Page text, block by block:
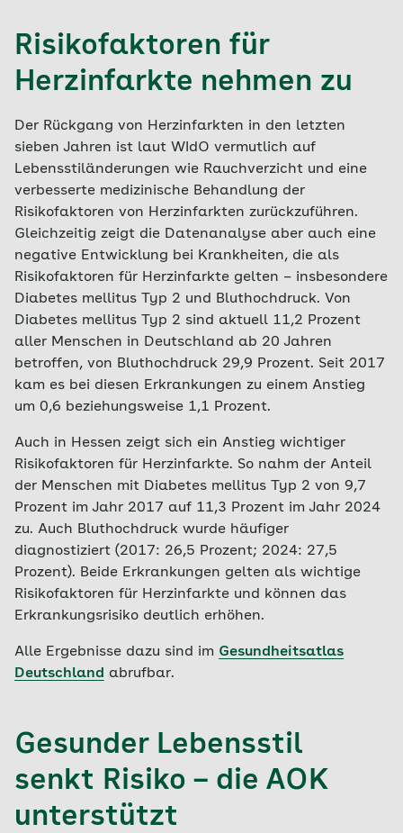
Risikofaktoren für
Herzinfarkte nehmen zu
Der Rückgang von Herzinfarkten in den letzten
sieben Jahren ist laut WIdO vermutlich auf
Lebensstiländerungen wie Rauchverzicht und eine
verbesserte medizinische Behandlung der
Risikofaktoren von Herzinfarkten zurückzuführen.
Gleichzeitig zeigt die Datenanalyse aber auch eine
negative Entwicklung bei Krankheiten, die als
Risikofaktoren für Herzinfarkte gelten – insbesondere
Diabetes mellitus Typ 2 und Bluthochdruck. Von
Diabetes mellitus Typ 2 sind aktuell 11,2 Prozent
aller Menschen in Deutschland ab 20 Jahren
betroffen, von Bluthochdruck 29,9 Prozent. Seit 2017
kam es bei diesen Erkrankungen zu einem Anstieg
um 0,6 beziehungsweise 1,1 Prozent.
Auch in Hessen zeigt sich ein Anstieg wichtiger
Risikofaktoren für Herzinfarkte. So nahm der Anteil
der Menschen mit Diabetes mellitus Typ 2 von 9,7
Prozent im Jahr 2017 auf 11,3 Prozent im Jahr 2024
zu. Auch Bluthochdruck wurde häufiger
diagnostiziert (2017: 26,5 Prozent; 2024: 27,5
Prozent). Beide Erkrankungen gelten als wichtige
Risikofaktoren für Herzinfarkte und können das
Erkrankungsrisiko deutlich erhöhen.
Alle Ergebnisse dazu sind im Gesundheitsatlas
Deutschland abrufbar.
Gesunder Lebensstil
senkt Risiko – die AOK
unterstützt